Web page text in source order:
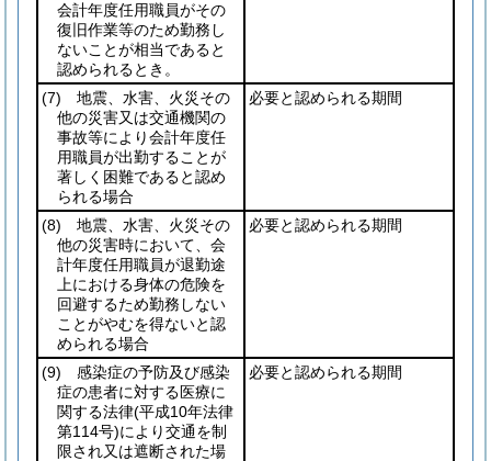
会計年度任用職員がその
復旧作業等のため勤務し
ないことが相当であると
認められるとき。
(7) 地震、水害、火災その
他の災害又は交通機関の
事故等により会計年度任
用職員が出勤することが
著しく困難であると認め
られる場合
必要と認められる期間
(8) 地震、水害、火災その
他の災害時において、会
計年度任用職員が退勤途
上における身体の危険を
回避するため勤務しない
ことがやむを得ないと認
められる場合
必要と認められる期間
(9) 感染症の予防及び感染
症の患者に対する医療に
関する法律(平成10年法律
第114号)により交通を制
限され又は遮断された場
必要と認められる期間